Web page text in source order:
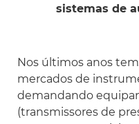
sistemas de
Nos últimos anos
mercados de
demandando
(transmissores de